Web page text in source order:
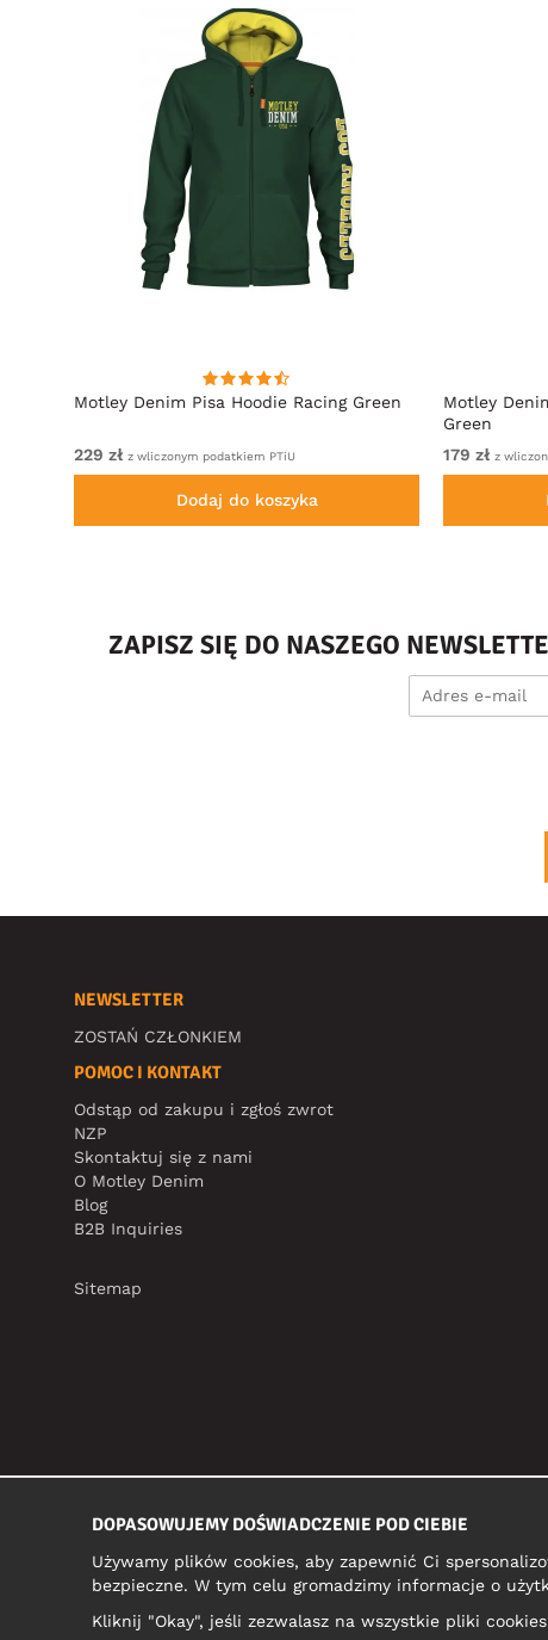
Motley Denim Pisa Hoodie Racing Green
229 zł z wliczonym podatkiem PTiU
Dodaj do koszyka
Motley
Green
179 zł z
ZAPISZ SIĘ DO NASZEGO
NEWSLETTER
ZOSTAŃ CZŁONKIEM
POMOC I KONTAKT
Odstąp od zakupu i zgłoś zwrot
NZP
Skontaktuj się z nami
O Motley Denim
Blog
B2B Inquiries
Sitemap
DOPASOWUJEMY DOŚWIADCZENIE POD CIEBIE
Używamy plików cookies, aby zapewnić Ci
bezpieczne. W tym celu gromadzimy informacje o
Kliknij "Okay", jeśli zezwalasz na wszystkie pliki